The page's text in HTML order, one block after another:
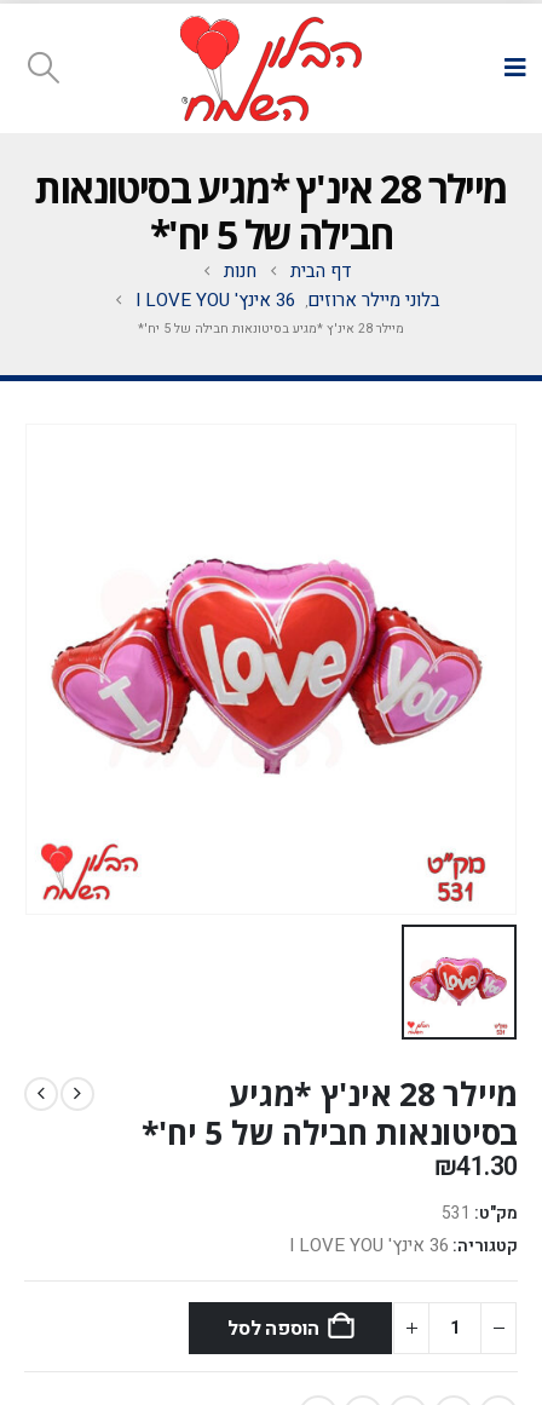
מיילר 28 אינ'ץ *מגיע בסיטונאות
חבילה של 5 יח'*
דף הבית
חנות
בלוני מיילר ארוזים, 36 אינץ' I LOVE YOU
מיילר 28 אינ'ץ *מגיע בסיטונאות חבילה של 5 יח'*
מיילר 28 אינ'ץ *מגיע
בסיטונאות חבילה של 5 יח'*
₪41.30
מק"ט: 531
קטגוריה: 36 אינץ' I LOVE YOU
הוספה לסל